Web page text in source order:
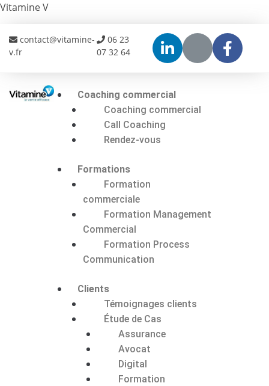
Vitamine V
contact@vitamine-
v.fr
06 23
07 32 64
Coaching commercial
Coaching commercial
Call Coaching
Rendez-vous
Formations
Formation
commerciale
Formation Management
Commercial
Formation Process
Communication
Clients
Témoignages clients
Étude de Cas
Assurance
Avocat
Digital
Formation